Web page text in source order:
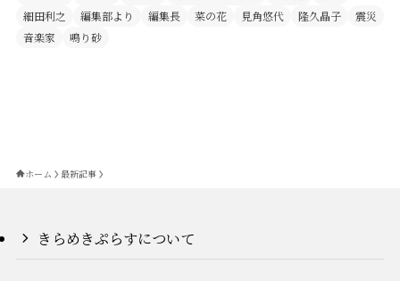
細田利之
編集部より 編集長 菜の花 見角悠代 隆久晶子
震災
音楽家
鳴り砂
ホーム 最新記事
きらめきぷらすについて